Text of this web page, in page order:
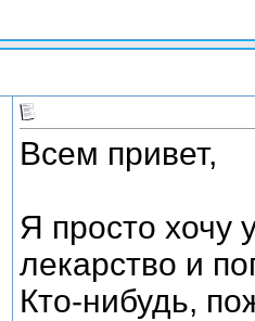
Всем привет,
Я просто хочу
лекарство и
Кто-нибудь,